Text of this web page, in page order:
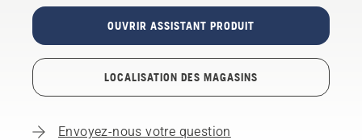
OUVRIR ASSISTANT PRODUIT
LOCALISATION DES MAGASINS
Envoyez-nous votre question